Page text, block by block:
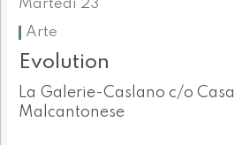
Martedì 23
Arte
Evolution
La Galerie-Caslano c/o
Malcantonese